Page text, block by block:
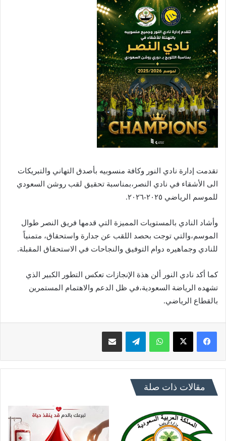
تقدمت إدارة نادي النور وكافة منسوبيه بأصدق التهاني والتبريكات
الى الأشقاء في نادي النصر،بمناسبة تحقيق لقب روشن السعودي
للموسم الرياضي ٢٠٢٥-٢٠٢٦.
وأشاد النادي بالمستويات المميزة التي قدمها فريق النصر طوال
الموسم،والتي توجت بحصد اللقب عن جدارة واستحقاق، متمنياً
للنادي وجماهيره دوام التوفيق والنجاحات في الاستحقاق المقبلة.
كما أكد نادي النور ألن هذة الإنجازات تعكس التطور الكبير الذي
تشهده الرياضة السعودية،في ظل الدعم والاهتمام المستمرين
بالقطاع الرياضي.
فيسبوك X واتساب تيلقرام
مقالات ذات صلة